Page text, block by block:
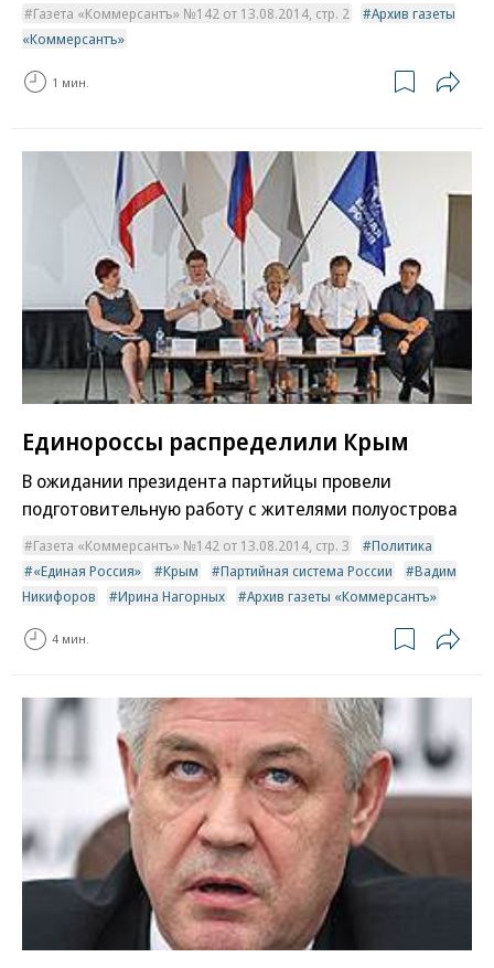
Газета «Коммерсантъ» №142 от 13.08.2014, стр. 2
Архив газеты
«Коммерсантъ»
1 мин.
Единороссы распределили Крым
В ожидании президента партийцы провели
подготовительную работу с жителями полуострова
Газета «Коммерсантъ» №142 от 13.08.2014, стр. 3
Политика
«Единая Россия»
Крым Партийная система России
Вадим
Никифоров
Ирина Нагорных Архив газеты «Коммерсантъ»
4 мин.